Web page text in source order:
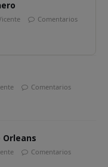
Comentarios
Comentarios
Comentarios